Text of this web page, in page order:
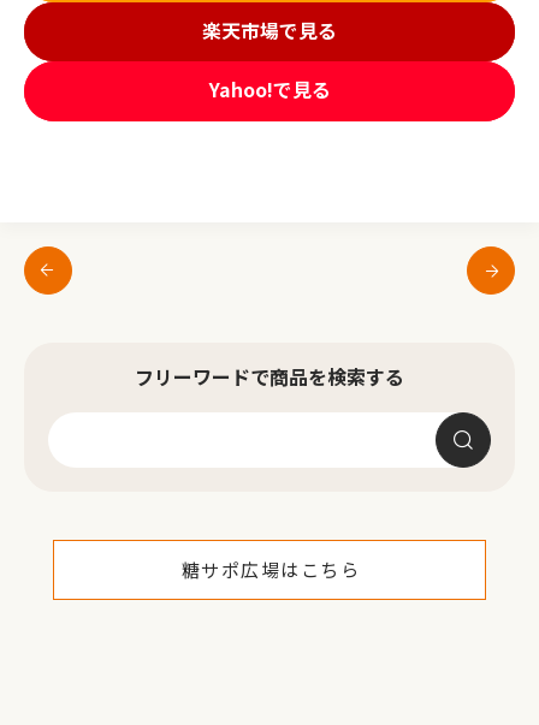
楽天市場で見る
Yahoo!で見る
フリーワードで商品を検索する
糖サポ広場はこちら